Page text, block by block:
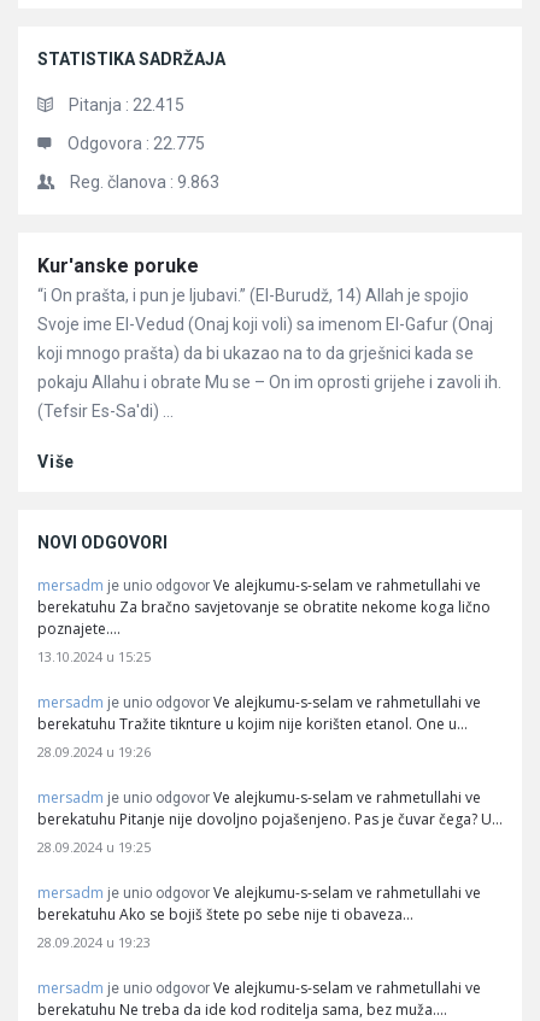
STATISTIKA SADRŽAJA
Pitanja : 22.415
Odgovora : 22.775
Reg. članova : 9.863
Članci
Kur'anske poruke
“i On prašta, i pun je ljubavi.” (El-Burudž, 14) Allah je spojio
Svoje ime El-Vedud (Onaj koji voli) sa imenom El-Gafur (Onaj
koji mnogo prašta) da bi ukazao na to da grješnici kada se
pokaju Allahu i obrate Mu se – On im oprosti grijehe i zavoli ih.
(Tefsir Es-Sa'di) ...
Više
NOVI ODGOVORI
mersadm je unio odgovor Ve alejkumu-s-selam ve rahmetullahi ve
berekatuhu Za bračno savjetovanje se obratite nekome koga lično
poznajete.…
13.10.2024 u 15:25
mersadm je unio odgovor Ve alejkumu-s-selam ve rahmetullahi ve
berekatuhu Tražite tiknture u kojim nije korišten etanol. One u…
28.09.2024 u 19:26
mersadm je unio odgovor Ve alejkumu-s-selam ve rahmetullahi ve
berekatuhu Pitanje nije dovoljno pojašenjeno. Pas je čuvar čega? U…
28.09.2024 u 19:25
mersadm je unio odgovor Ve alejkumu-s-selam ve rahmetullahi ve
berekatuhu Ako se bojiš štete po sebe nije ti obaveza…
28.09.2024 u 19:23
mersadm je unio odgovor Ve alejkumu-s-selam ve rahmetullahi ve
berekatuhu Ne treba da ide kod roditelja sama, bez muža.…